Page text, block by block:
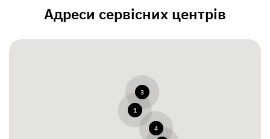
Адреси сервісних центрів
1
3
4